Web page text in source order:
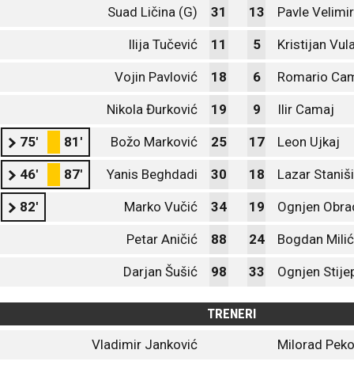
Suad Ličina (G)
31 13 Pavle
Ilija Tučević 11 5 Kristijan
Vojin Pavlović 18 6 Romario
Nikola Đurković 19 9 Ilir Camaj
75' 81' Božo Marković 25 17 Leon Ujkaj
46' 87' Yanis Beghdadi 30 18 Lazar
82' Marko Vučić 34 19 Ognjen
Petar Aničić 88 24 Bogdan Milić
Darjan Šušić 98 33 Ognjen
TRENERI
Vladimir Janković
Milorad